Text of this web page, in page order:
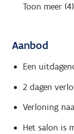
Toon meer (4)
Aanbod
Een
2 dagen
Verloning
Het salon is